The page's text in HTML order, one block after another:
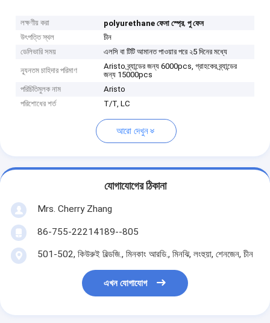
লক্ষণীয় করা polyurethane ফেনা স্প্রে,পু ফেন
উৎপত্তি স্থল
চীন
ডেলিভারি সময়
এলসি বা টিটি আমানত পাওয়ার পরে ২5 দিনের মধ্যে
ন্যূনতম চাহিদার পরিমাণ
Aristo ব্র্যান্ডের জন্য 6000pcs, গ্রাহকের ব্র্যান্ডের
জন্য 15000pcs
পরিচিতিমুলক নাম
Aristo
পরিশোধের শর্ত
T/T, LC
আরো দেখুন
যোগাযোগের ঠিকানা
Mrs. Cherry Zhang
86-755-22214189--805
501-502, কিউরুই বিল্ডজি., মিনকাং আরডি., মিনঝি, লংহুয়া, শেনজেন, চীন
এখন যোগাযোগ